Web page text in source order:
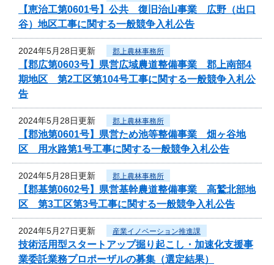
【恵治工第0601号】公共 復旧治山事業 広野（出口
谷）地区工事に関する一般競争入札公告
2024年5月28日更新 郡上農林事務所
【郡広第0603号】県営広域農道整備事業 郡上南部4
期地区 第2工区第104号工事に関する一般競争入札公
告
2024年5月28日更新 郡上農林事務所
【郡池第0601号】県営ため池等整備事業 畑ヶ谷地
区 用水路第1号工事に関する一般競争入札公告
2024年5月28日更新 郡上農林事務所
【郡基第0602号】県営基幹農道整備事業 高鷲北部地
区 第3工区第3号工事に関する一般競争入札公告
2024年5月27日更新 産業イノベーション推進課
技術活用型スタートアップ掘り起こし・加速化支援事
業委託業務プロポーザルの募集（選定結果）